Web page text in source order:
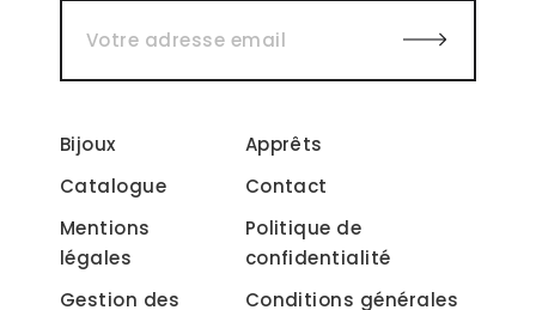
Bijoux
Catalogue
Mentions
légales
Gestion des
Apprêts
Contact
Politique de
confidentialité
Conditions générales